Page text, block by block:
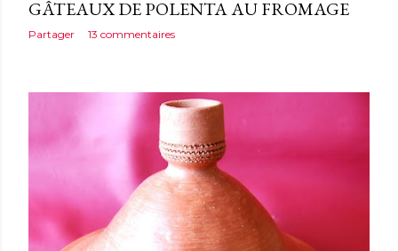
GÂTEAUX DE POLENTA AU FROMAGE
Partager 13 commentaires